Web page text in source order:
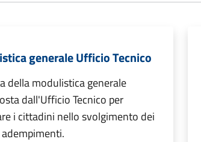
generale Ufficio Tecnico
della modulistica generale
dall'Ufficio Tecnico per
i cittadini nello svolgimento dei